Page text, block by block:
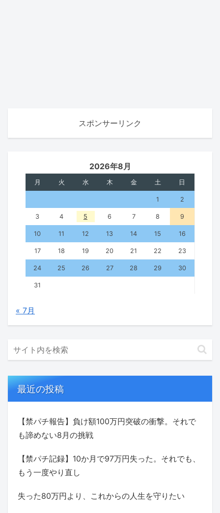
スポンサーリンク
2026年8月
月 火 水 木 金 土 日
1 2
3 4 5 6 7 8 9
10 11 12 13 14 15 16
17 18 19 20 21 22 23
24 25 26 27 28 29 30
31
« 7月
最近の投稿
【禁パチ報告】負け額100万円突破の衝撃。それで
も諦めない8月の挑戦
【禁パチ記録】10か月で97万円失った。それでも、
もう一度やり直し
失った80万円より、これからの人生を守りたい